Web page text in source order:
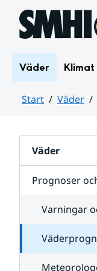
Hoppa till sidans
Väder Klimat
Start Väder
Väder
Prognoser
Varningar